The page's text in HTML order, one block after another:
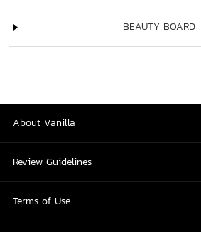
BEAUTY BOARD
About Vanilla
Review Guidelines
Terms of Use